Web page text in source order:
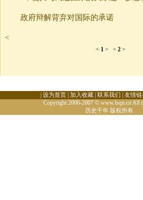
政府辩解背弃对国际的承诺
<
< 1 > < 2 >
设为首页 加入收藏 联系我们 友情
Copyright 2006-2007 © www.lsqn.cn All
历史千年版权所有